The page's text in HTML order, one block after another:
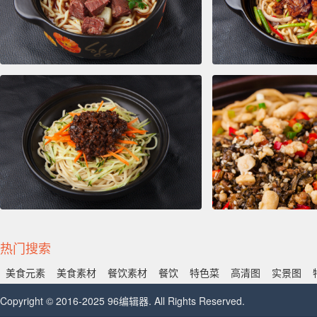
热门搜索
美食元素 美食素材 餐饮素材 餐饮 特色菜 高清图 实景图
Copyright © 2016-2025 96编辑器. All Rights Reserved.